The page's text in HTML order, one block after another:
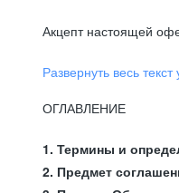
Акцепт настоящей
Развернуть весь текст
ОГЛАВЛЕНИЕ
1. Термины и
2. Предмет